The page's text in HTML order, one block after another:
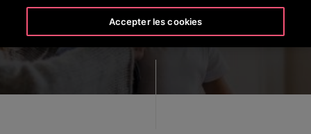
Accepter les cookies